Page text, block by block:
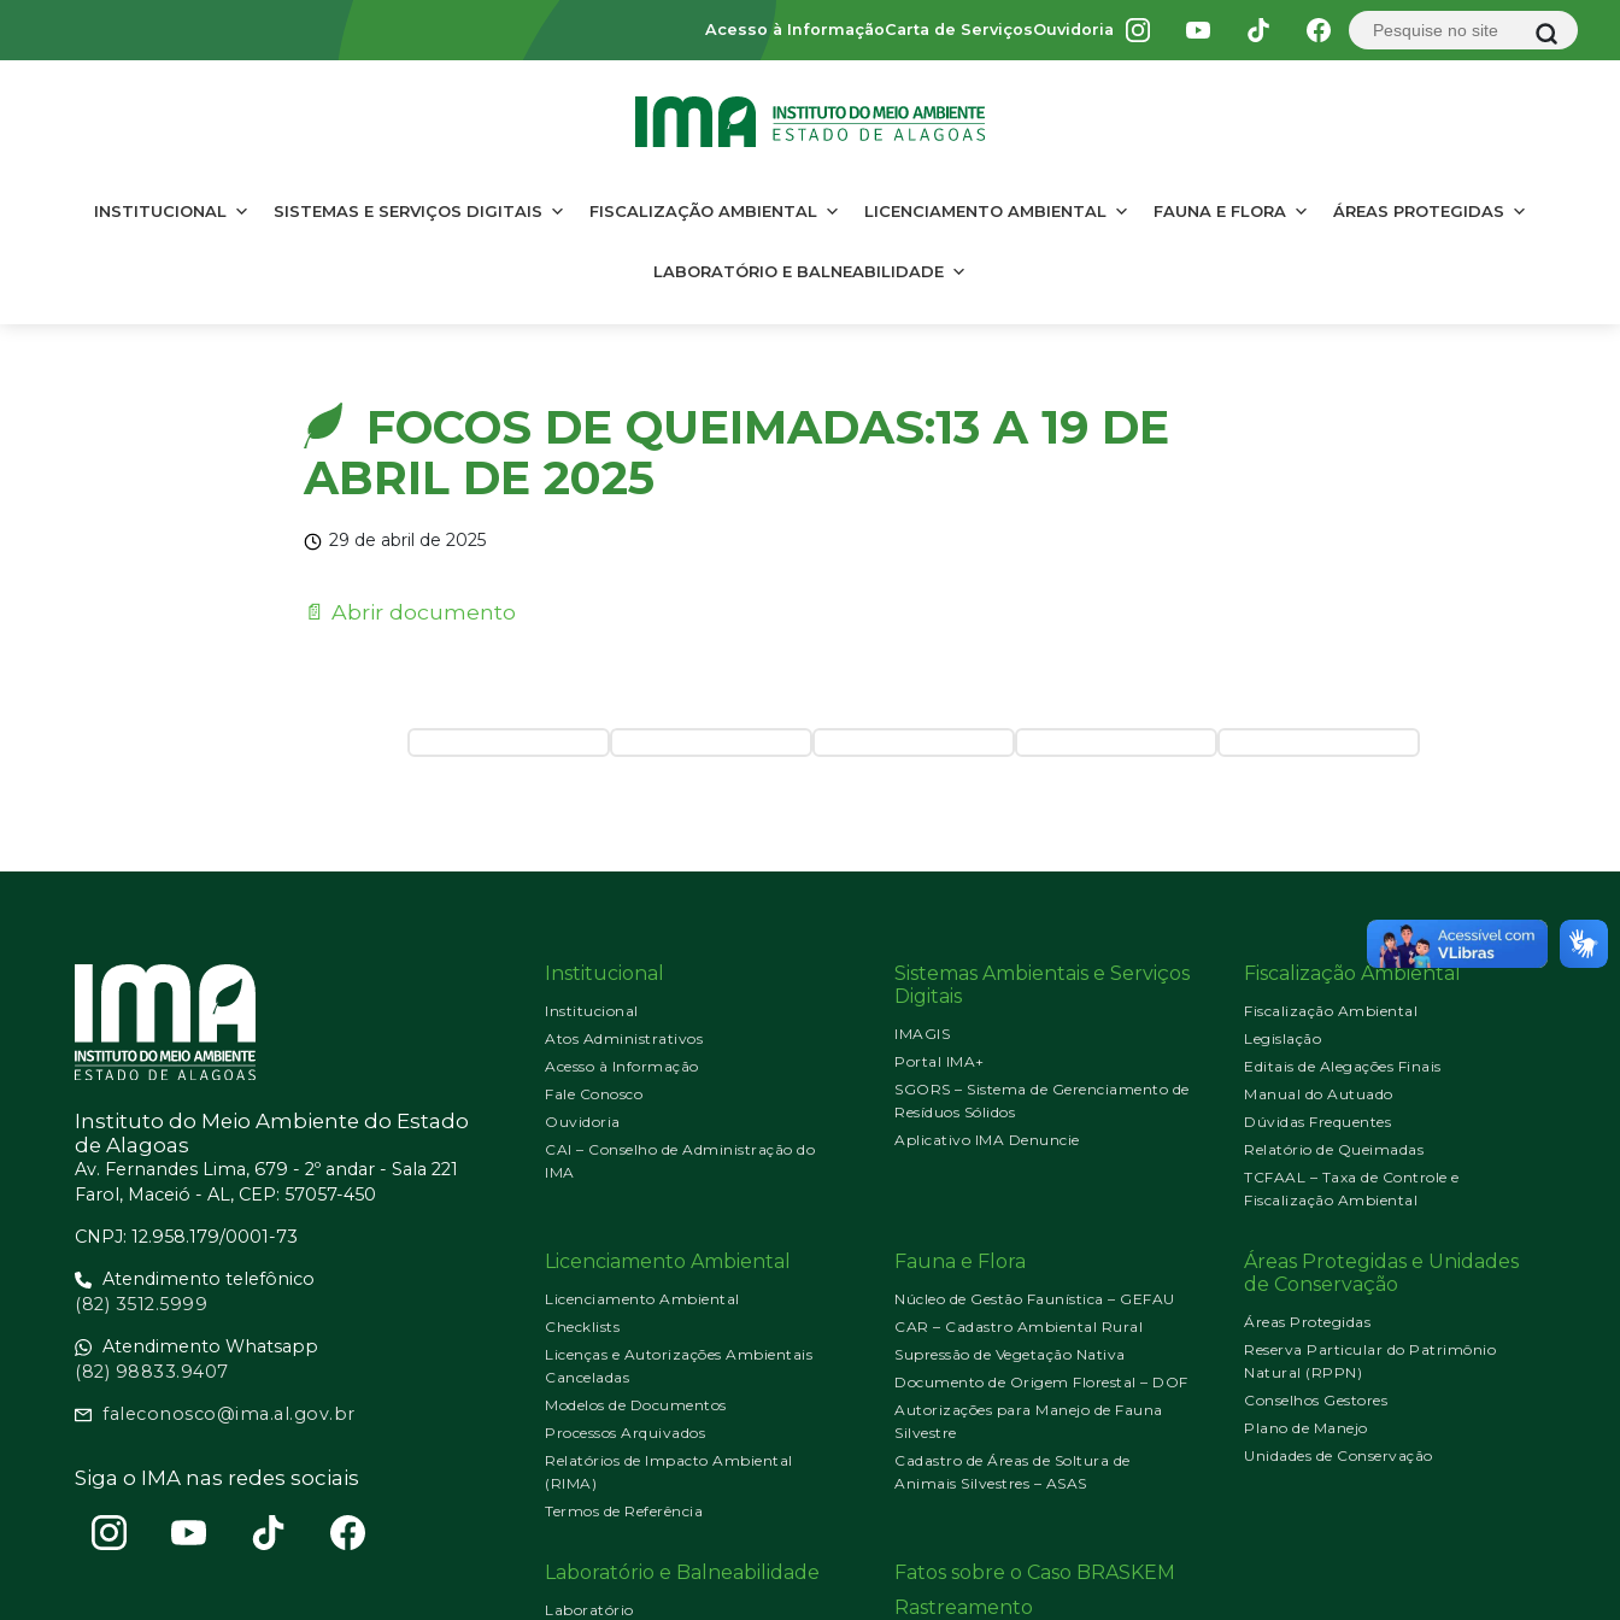
Acesso à InformaçãoCarta de ServiçosOuvidoria
INSTITUCIONAL SISTEMAS E SERVIÇOS DIGITAIS FISCALIZAÇÃO AMBIENTAL LICENCIAMENTO AMBIENTAL FAUNA E FLORA ÁREAS PROTEGIDAS
LABORATÓRIO E BALNEABILIDADE
FOCOS DE QUEIMADAS:13 A 19 DE
ABRIL DE 2025
29 de abril de 2025
📄 Abrir documento
Instituto do Meio Ambiente do Estado
de Alagoas
Av. Fernandes Lima, 679 - 2º andar - Sala 221
Farol, Maceió - AL, CEP: 57057-450
CNPJ: 12.958.179/0001-73
Atendimento telefônico
(82) 3512.5999
Atendimento Whatsapp
(82) 98833.9407
faleconosco@ima.al.gov.br
Siga o IMA nas redes sociais
Institucional
Institucional
Atos Administrativos
Acesso à Informação
Fale Conosco
Ouvidoria
CAI – Conselho de Administração do
IMA
Sistemas Ambientais e Serviços
Digitais
IMAGIS
Portal IMA+
SGORS – Sistema de Gerenciamento de
Resíduos Sólidos
Aplicativo IMA Denuncie
Fiscalização Ambiental
Fiscalização Ambiental
Legislação
Editais de Alegações Finais
Manual do Autuado
Dúvidas Frequentes
Relatório de Queimadas
TCFAAL – Taxa de Controle e
Fiscalização Ambiental
Licenciamento Ambiental
Licenciamento Ambiental
Checklists
Licenças e Autorizações Ambientais
Canceladas
Modelos de Documentos
Processos Arquivados
Relatórios de Impacto Ambiental
(RIMA)
Termos de Referência
Fauna e Flora
Núcleo de Gestão Faunística – GEFAU
CAR – Cadastro Ambiental Rural
Supressão de Vegetação Nativa
Documento de Origem Florestal – DOF
Autorizações para Manejo de Fauna
Silvestre
Cadastro de Áreas de Soltura de
Animais Silvestres – ASAS
Áreas Protegidas e Unidades
de Conservação
Áreas Protegidas
Reserva Particular do Patrimônio
Natural (RPPN)
Conselhos Gestores
Plano de Manejo
Unidades de Conservação
Laboratório e Balneabilidade
Laboratório
Fatos sobre o Caso BRASKEM
Rastreamento